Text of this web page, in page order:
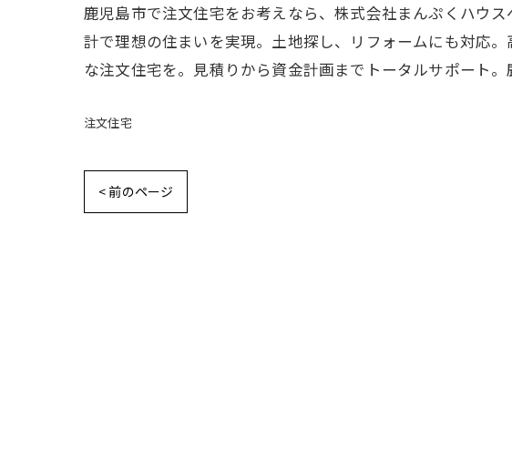
鹿児島市で注文住宅をお考えなら、株式会社まんぷくハウ
計で理想の住まいを実現。土地探し、リフォームにも対応
な注文住宅を。見積りから資金計画までトータルサポート
注文住宅
< 前のページ